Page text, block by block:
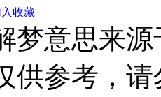
收藏
梦意思来
供参考，